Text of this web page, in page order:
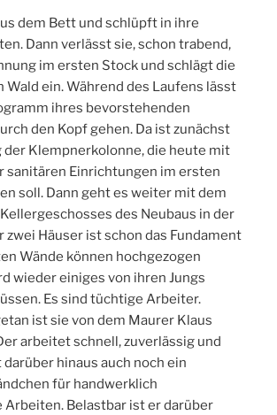
dem Bett und schlüpft in ihre
Dann verlässt sie, schon trabend,
im ersten Stock und schlägt die
Wald ein. Während des Laufens lässt
ihres bevorstehenden
den Kopf gehen. Da ist zunächst
der Klempnerkolonne, die heute mit
sanitären Einrichtungen im ersten
soll. Dann geht es weiter mit dem
des Neubaus in der
zwei Häuser ist schon das Fundament
Wände können hochgezogen
wieder einiges von ihren Jungs
Es sind tüchtige Arbeiter.
ist sie von dem Maurer Klaus
arbeitet schnell, zuverlässig und
darüber hinaus auch noch ein
für handwerklich
Arbeiten. Belastbar ist er darüber